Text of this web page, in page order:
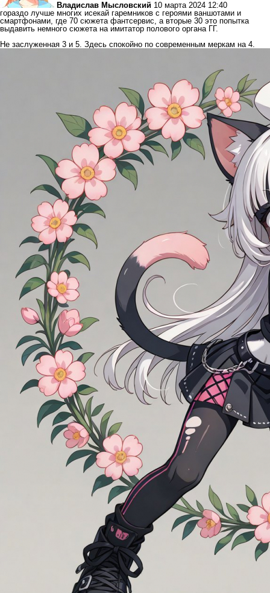
Владислав Мысловский 10 марта 2024 12:40
гораздо лучше многих исекай гаремников с героями ваншотами и
смартфонами, где 70 сюжета фантсервис, а вторые 30 это попытка
выдавить немного сюжета на имитатор полового органа ГГ.
Не заслуженная 3 и 5. Здесь спокойно по современным меркам на 4.